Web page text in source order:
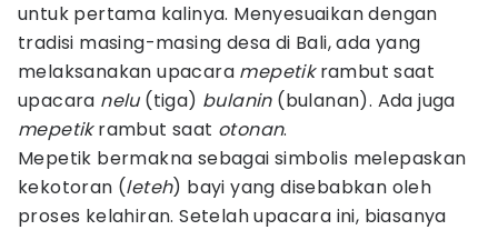
untuk pertama kalinya. Menyesuaikan dengan
tradisi masing-masing desa di Bali, ada yang
melaksanakan upacara mepetikrambut saat
upacara nelu(tiga) bulanin (bulanan). Ada juga
mepetikrambut saat otonan.
Mepetik bermakna sebagai simbolis melepaskan
kekotoran (leteh) bayi yang disebabkan oleh
proses kelahiran. Setelah upacara ini, biasanya